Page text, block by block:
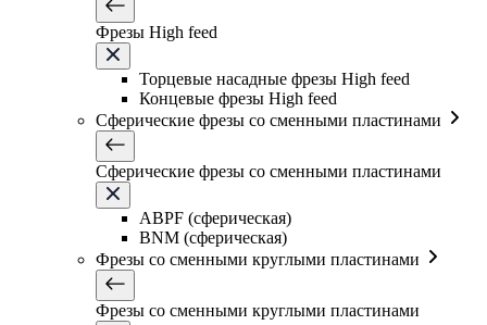
Фрезы High feed
Торцевые насадные фрезы High feed
Концевые фрезы High feed
Сферические фрезы со сменными пластинами
Сферические фрезы со сменными пластинами
ABPF (сферическая)
BNM (сферическая)
Фрезы со сменными круглыми пластинами
Фрезы со сменными круглыми пластинами